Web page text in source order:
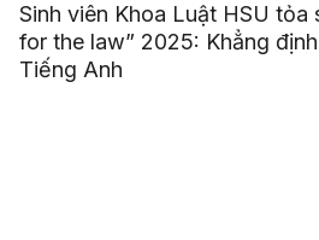
Sinh viên Khoa Luật HSU tỏa
for the law” 2025: Khẳng
Tiếng Anh